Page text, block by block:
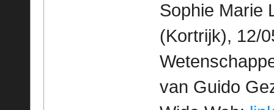
Sophie Marie
(Kortrijk), 12/
van Guido